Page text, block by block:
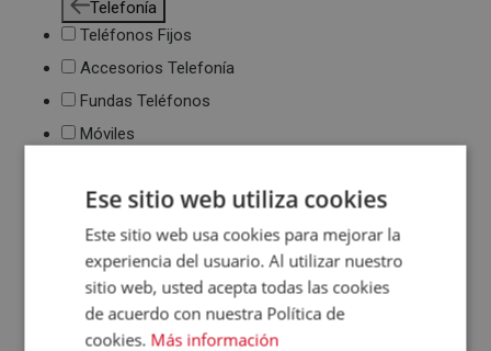
Telefonía
Teléfonos Fijos
Accesorios Telefonía
Fundas Teléfonos
Móviles
Ese sitio web utiliza cookies
Este sitio web usa cookies para mejorar la
experiencia del usuario. Al utilizar nuestro
sitio web, usted acepta todas las cookies
de acuerdo con nuestra Política de
cookies. Más información